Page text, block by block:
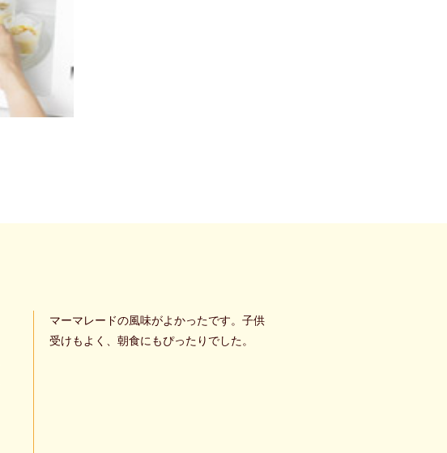
マーマレードの風味がよかったです。子供
受けもよく、朝食にもぴったりでした。